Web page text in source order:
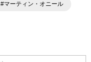
#マーティン・オニール